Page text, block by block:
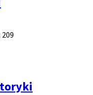
209